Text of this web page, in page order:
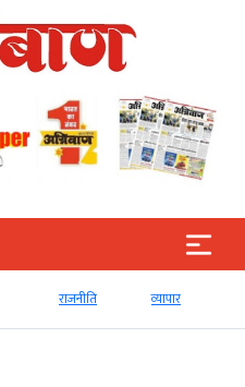
राजनीति व्‍यापार